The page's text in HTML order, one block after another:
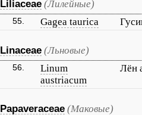
Liliaceae (Лилейные)
55. Gagea taurica
Linaceae (Льновые)
56.
Linum
austriacum
Лён
Papaveraceae (Маковые)